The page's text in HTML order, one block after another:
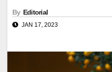
By Editorial
JAN 17, 2023